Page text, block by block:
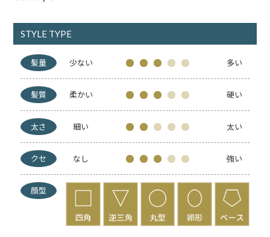
STYLE TYPE
髪量 少ない 多い
髪質 柔かい 硬い
太さ 細い 太い
クセ なし 強い
顔型